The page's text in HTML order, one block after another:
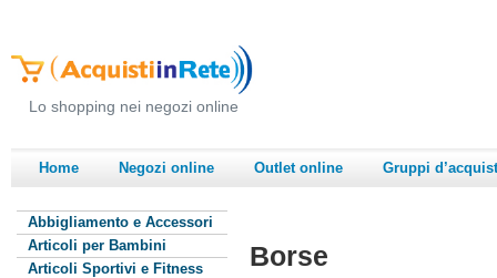
Lo shopping nei negozi online
Home Negozi online Outlet online Gruppi
Abbigliamento e Accessori
Articoli per Bambini
Articoli Sportivi e Fitness
Borse